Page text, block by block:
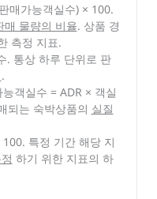
매가능객실수) × 100.
매 물량의 비율. 상품 경
측정 지표.
. 통상 하루 단위로 판
.
객실수 = ADR × 객실
되는 숙박상품의 실질
특정 기간 해당 지
하기 위한 지표의 하